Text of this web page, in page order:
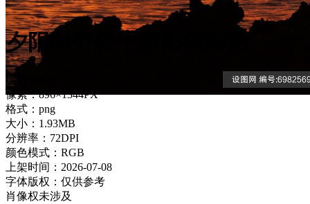
夕阳时分树干剪影摄影图
编号：698256994745848830
像素：896×1344PX
格式：png
大小：1.93MB
分辨率：72DPI
颜色模式：RGB
上架时间：2026-07-08
字体版权：仅供参考
肖像权未涉及